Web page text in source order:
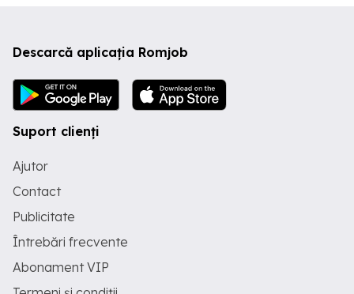
Descarcă aplicația Romjob
Suport clienți
Ajutor
Contact
Publicitate
Întrebări frecvente
Abonament VIP